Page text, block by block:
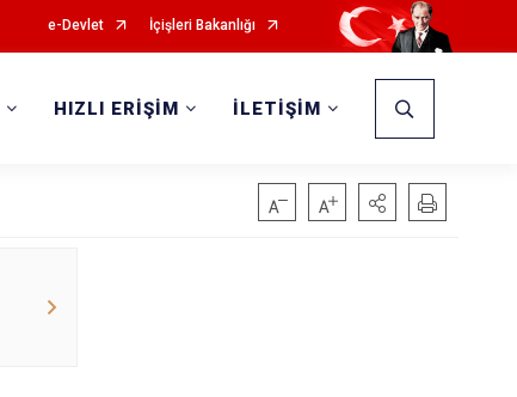
e-Devlet İçişleri Bakanlığı
HIZLI ERİŞİM İLETİŞİM